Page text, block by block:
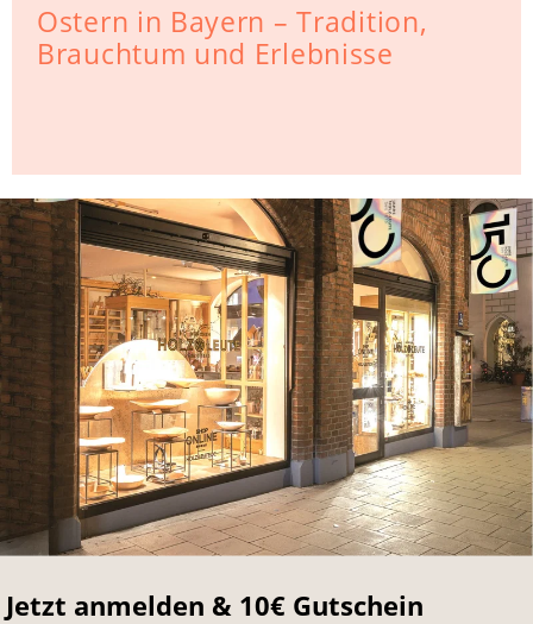
Ostern in Bayern – Tradition,
Brauchtum und Erlebnisse
Jetzt anmelden & 10€ Gutschein